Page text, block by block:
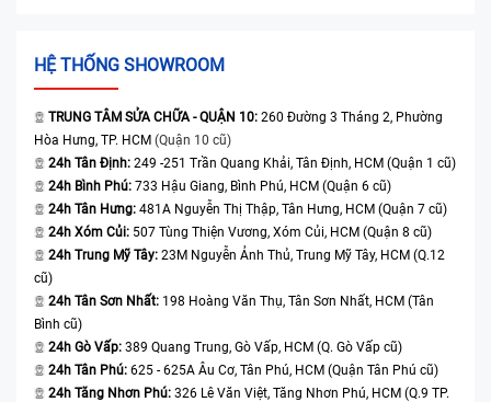
HỆ THỐNG SHOWROOM
TRUNG TÂM SỬA CHỮA - QUẬN 10: 260 Đường 3 Tháng 2, Phường
Hòa Hưng, TP. HCM (Quận 10 cũ)
24h Tân Định: 249 -251 Trần Quang Khải, Tân Định, HCM (Quận 1 cũ)
24h Bình Phú: 733 Hậu Giang, Bình Phú, HCM (Quận 6 cũ)
24h Tân Hưng: 481A Nguyễn Thị Thập, Tân Hưng, HCM (Quận 7 cũ)
24h Xóm Củi: 507 Tùng Thiện Vương, Xóm Củi, HCM (Quận 8 cũ)
24h Trung Mỹ Tây: 23M Nguyễn Ảnh Thủ, Trung Mỹ Tây, HCM (Q.12
cũ)
24h Tân Sơn Nhất: 198 Hoàng Văn Thụ, Tân Sơn Nhất, HCM (Tân
Bình cũ)
24h Gò Vấp: 389 Quang Trung, Gò Vấp, HCM (Q. Gò Vấp cũ)
24h Tân Phú: 625 - 625A Âu Cơ, Tân Phú, HCM (Quận Tân Phú cũ)
24h Tăng Nhơn Phú: 326 Lê Văn Việt, Tăng Nhơn Phú, HCM (Q.9 TP.